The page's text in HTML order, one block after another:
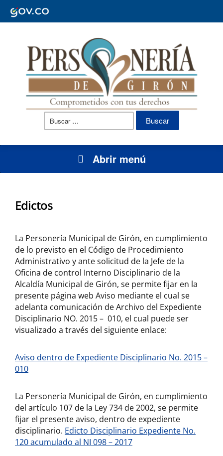
Buscar:
Abrir menú
Edictos
La Personería Municipal de Girón, en cumplimiento
de lo previsto en el Código de Procedimiento
Administrativo y ante solicitud de la Jefe de la
Oficina de control Interno Disciplinario de la
Alcaldía Municipal de Girón, se permite fijar en la
presente página web Aviso mediante el cual se
adelanta comunicación de Archivo del Expediente
Disciplinario NO. 2015 – 010, el cual puede ser
visualizado a través del siguiente enlace:
Aviso dentro de Expediente Disciplinario No. 2015 –
010
La Personería Municipal de Girón, en cumplimiento
del artículo 107 de la Ley 734 de 2002, se permite
fijar el presente aviso, dentro de expediente
disciplinario. Edicto Disciplinario Expediente No.
120 acumulado al NI 098 – 2017